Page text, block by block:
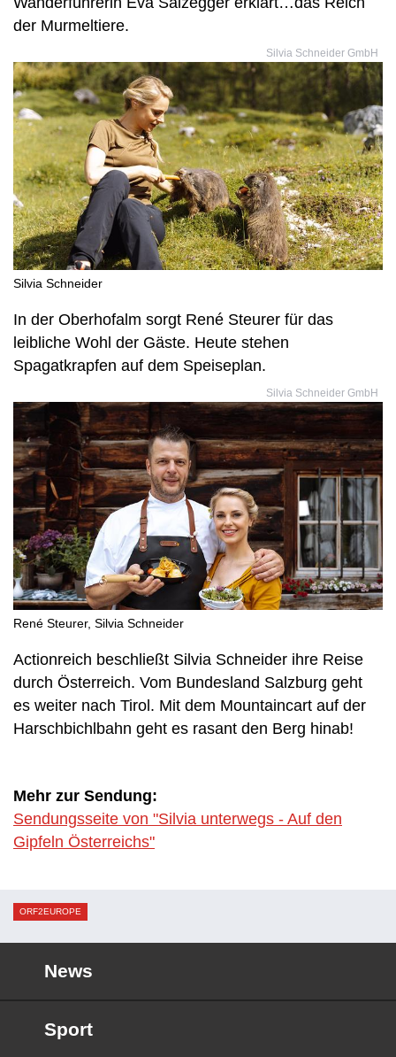
der Murmeltiere.
Silvia Schneider GmbH
Silvia Schneider
In der Oberhofalm sorgt René Steurer für das
leibliche Wohl der Gäste. Heute stehen
Spagatkrapfen auf dem Speiseplan.
Silvia Schneider GmbH
René Steurer, Silvia Schneider
Actionreich beschließt Silvia Schneider ihre Reise
durch Österreich. Vom Bundesland Salzburg geht
es weiter nach Tirol. Mit dem Mountaincart auf der
Harschbichlbahn geht es rasant den Berg hinab!
Mehr zur Sendung:
Sendungsseite von "Silvia unterwegs - Auf den
Gipfeln Österreichs"
ORF2EUROPE
News
Sport